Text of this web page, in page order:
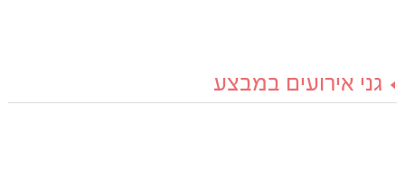
גני אירועים במבצע